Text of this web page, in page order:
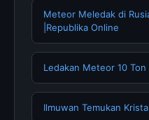
Meteor Meledak di
|Republika Online
Ledakan Meteor 10 Ton
Ilmuwan Temukan